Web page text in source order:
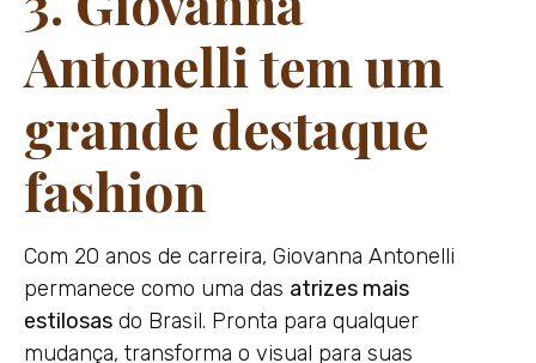
Antonelli tem um
grande destaque
fashion
Com 20 anos de carreira, Giovanna Antonelli
permanece como uma das atrizes mais
estilosas do Brasil. Pronta para qualquer
mudança, transforma o visual para suas